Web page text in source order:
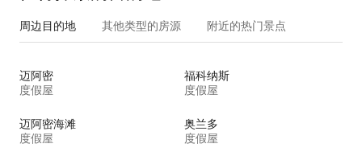
周边目的地 其他类型的房源 附近的热门景点
迈阿密
度假屋
福科纳斯
度假屋
迈阿密海滩
度假屋
奥兰多
度假屋